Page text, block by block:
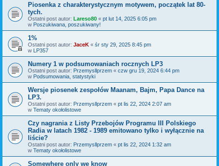
Piosenka z charakterystycznym motywem, początek lat 80-
tych.
Ostatni post autor: Lareso80 « pt lut 14, 2025 6:05 pm
w Poszukiwana, poszukiwany!
1%
Ostatni post autor: JaceK « śr sty 29, 2025 8:45 pm
w LP357
Numery 1 w podsumowaniach rocznych LP3
Ostatni post autor: Przemysllprzem « czw gru 19, 2024 6:44 pm
w Podsumowania, statystyki
Wersje piosenek zespołów Maanam, Bajm, Papa Dance na
LP3.
Ostatni post autor: Przemysllprzem « pt lis 22, 2024 2:07 am
w Tematy okołolistowe
Czy nagrania z Listy Przebojów Programu III Polskiego
Radia w latach 1982 - 1989 emitowano tylko i wyłącznie na
liście?
Ostatni post autor: Przemysllprzem « pt lis 22, 2024 1:32 am
w Tematy okołolistowe
Somewhere only we know